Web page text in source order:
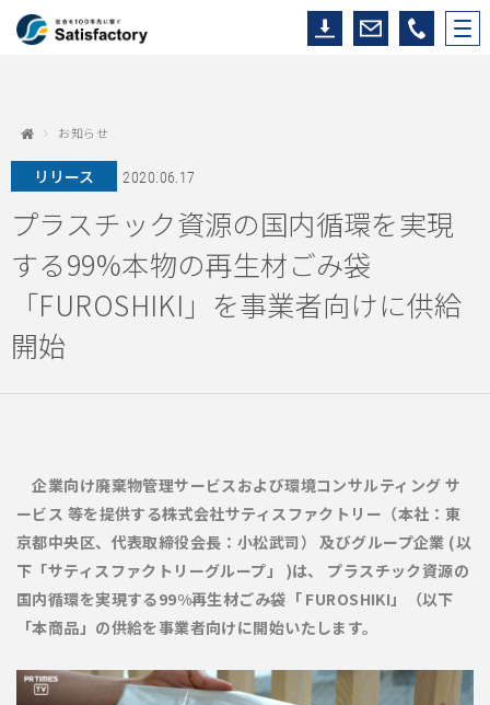
お知らせ
リリース 2020.06.17
プラスチック資源の国内循環を実現
する99%本物の再生材ごみ袋
「FUROSHIKI」を事業者向けに供給
開始
企業向け廃棄物管理サービスおよび環境コンサルティング サ
ービス 等を提供する株式会社サティスファクトリー（本社：東
京都中央区、代表取締役会長：小松武司） 及びグループ企業 (以
下「サティスファクトリーグループ」 )は、 プラスチック資源の
国内循環を実現する99%再生材ごみ袋「 FUROSHIKI」（以下
「本商品」の供給を事業者向けに開始いたします。